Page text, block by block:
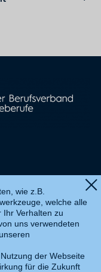
wie z.B.
welche alle
Verhalten zu
uns verwendeten
der Webseite
für die Zukunft